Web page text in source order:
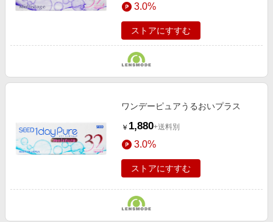
3.0%
ストアにすすむ
ワンデーピュアうるおいプラス
￥ 1,880+送料別
3.0%
ストアにすすむ